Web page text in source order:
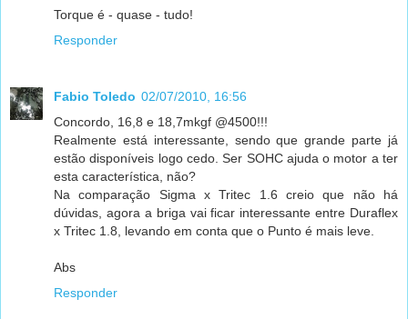
Torque é - quase - tudo!
Responder
Fabio Toledo 02/07/2010, 16:56
Concordo, 16,8 e 18,7mkgf @4500!!!
Realmente está interessante, sendo que grande parte já
estão disponíveis logo cedo. Ser SOHC ajuda o motor a ter
esta característica, não?
Na comparação Sigma x Tritec 1.6 creio que não há
dúvidas, agora a briga vai ficar interessante entre Duraflex
x Tritec 1.8, levando em conta que o Punto é mais leve.
Abs
Responder